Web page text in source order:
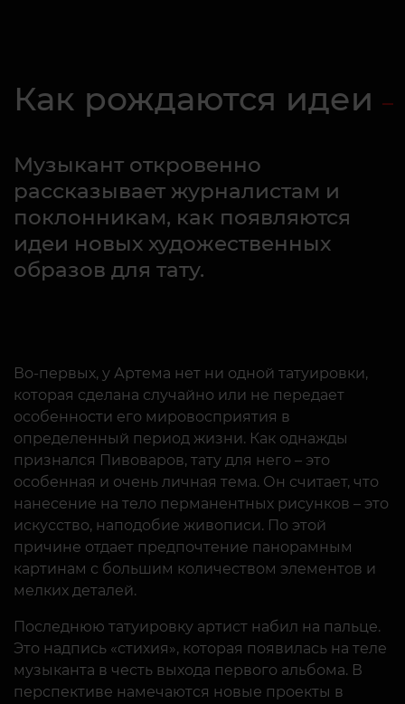
Как рождаются идеи
Музыкант откровенно
рассказывает журналистам и
поклонникам, как появляются
идеи новых художественных
образов для тату.
Во-первых, у Артема нет ни одной татуировки,
которая сделана случайно или не передает
особенности его мировосприятия в
определенный период жизни. Как однажды
признался Пивоваров, тату для него – это
особенная и очень личная тема. Он считает, что
нанесение на тело перманентных рисунков – это
искусство, наподобие живописи. По этой
причине отдает предпочтение панорамным
картинам с большим количеством элементов и
мелких деталей.
Последнюю татуировку артист набил на пальце.
Это надпись «стихия», которая появилась на теле
музыканта в честь выхода первого альбома. В
перспективе намечаются новые проекты в